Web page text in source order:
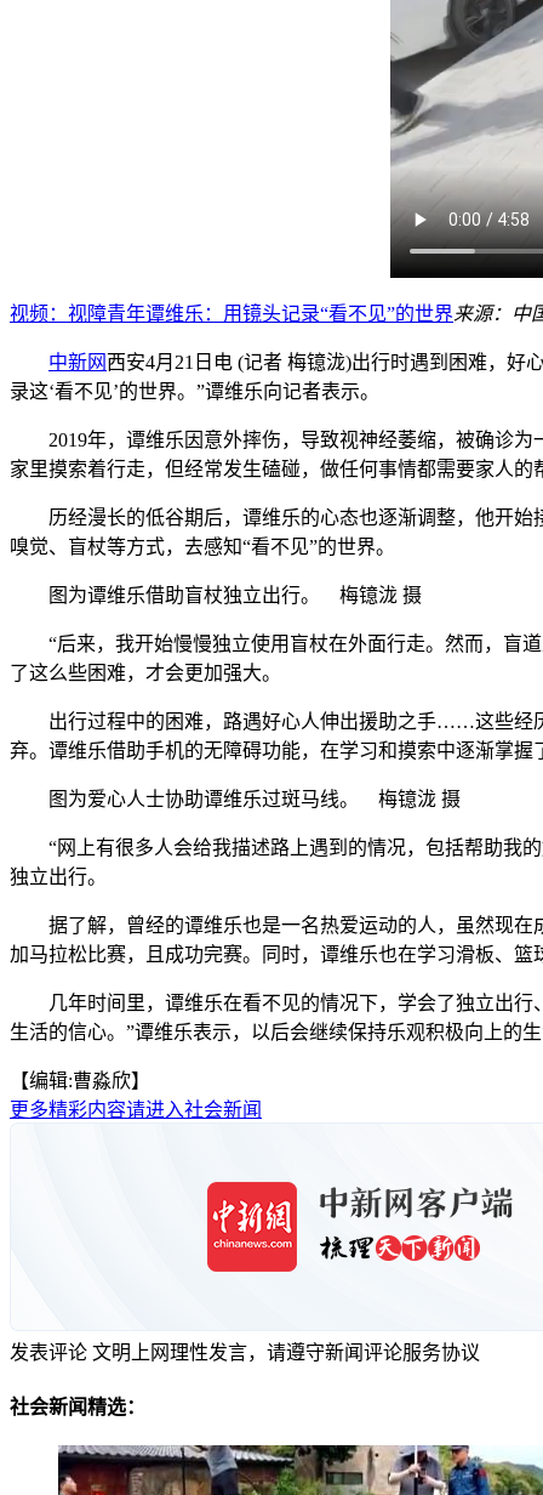
视频：视障青年谭维乐：用镜头记录“看不见”的世界来源：中
中新网 西安4月21日电 (记者 梅镱泷)出行时遇到困难，
录这‘看不见’的世界。”谭维乐向记者表示。
2019年，谭维乐因意外摔伤，导致视神经萎缩，被确诊为
家里摸索着行走，但经常发生磕碰，做任何事情都需要家人
历经漫长的低谷期后，谭维乐的心态也逐渐调整，他开始
嗅觉、盲杖等方式，去感知“看不见”的世界。
图为谭维乐借助盲杖独立出行。 梅镱泷 摄
“后来，我开始慢慢独立使用盲杖在外面行走。然而，盲道
了这么些困难，才会更加强大。
出行过程中的困难，路遇好心人伸出援助之手……这些经历
弃。谭维乐借助手机的无障碍功能，在学习和摸索中逐渐掌
图为爱心人士协助谭维乐过斑马线。 梅镱泷 摄
“网上有很多人会给我描述路上遇到的情况，包括帮助我的
独立出行。
据了解，曾经的谭维乐也是一名热爱运动的人，虽然现在
加马拉松比赛，且成功完赛。同时，谭维乐也在学习滑板、
几年时间里，谭维乐在看不见的情况下，学会了独立出行
生活的信心。”谭维乐表示，以后会继续保持乐观积极向上的
【编辑:曹淼欣】
更多精彩内容请进入社会新闻
发表评论 文明上网理性发言，请遵守新闻评论服务协议
社会新闻精选：